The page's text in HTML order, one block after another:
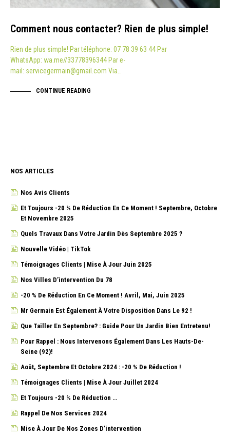
Comment nous contacter? Rien de plus simple!
Rien de plus simple! Par téléphone: 07 78 39 63 44 Par
WhatsApp: wa.me//33778396344 Par e-
mail: servicegermain@gmail.com Via…
CONTINUE READING
NOS ARTICLES
Nos Avis Clients
Et Toujours -20 % De Réduction En Ce Moment ! Septembre, Octobre
Et Novembre 2025
Quels Travaux Dans Votre Jardin Dès Septembre 2025 ?
Nouvelle Vidéo | TikTok
Témoignages Clients | Mise À Jour Juin 2025
Nos Villes D’intervention Du 78
-20 % De Réduction En Ce Moment ! Avril, Mai, Juin 2025
Mr Germain Est Également À Votre Disposition Dans Le 92 !
Que Tailler En Septembre? : Guide Pour Un Jardin Bien Entretenu!
Pour Rappel : Nous Intervenons Également Dans Les Hauts-De-
Seine (92)!
Août, Septembre Et Octobre 2024 : -20 % De Réduction !
Témoignages Clients | Mise À Jour Juillet 2024
Et Toujours -20 % De Réduction …
Rappel De Nos Services 2024
Mise À Jour De Nos Zones D’intervention